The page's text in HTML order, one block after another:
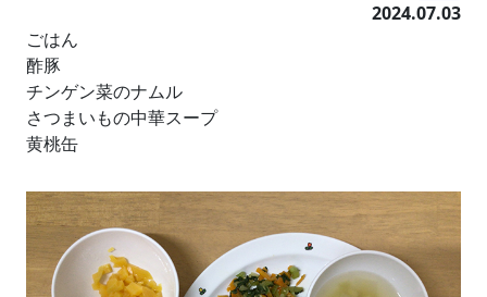
2024.07.03
ごはん
酢豚
チンゲン菜のナムル
さつまいもの中華スープ
黄桃缶